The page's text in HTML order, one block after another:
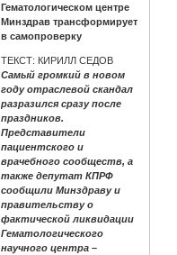
Гематологическом центре
Минздрав трансформирует
в самопроверку
ТЕКСТ: КИРИЛЛ СЕДОВ
Самый громкий в новом
году отраслевой скандал
разразился сразу после
праздников.
Представители
пациентского и
врачебного сообществ, а
также депутат КПРФ
сообщили Минздраву и
правительству о
фактической ликвидации
Гематологического
научного центра –